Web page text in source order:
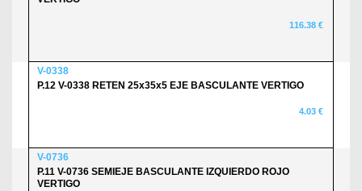
116.38 €
V-0338
P.12 V-0338 RETEN 25x35x5 EJE BASCULANTE VERTIGO
4.03 €
V-0736
P.11 V-0736 SEMIEJE BASCULANTE IZQUIERDO ROJO
VERTIGO